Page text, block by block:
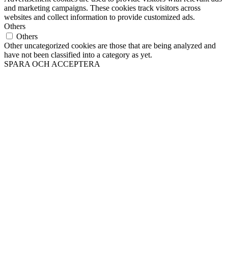
and marketing campaigns. These cookies track visitors across
websites and collect information to provide customized ads.
Others
Others
Other uncategorized cookies are those that are being analyzed and
have not been classified into a category as yet.
SPARA OCH ACCEPTERA